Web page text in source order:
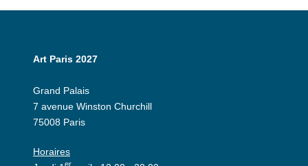
Art Paris 2027
Grand Palais
7 avenue Winston Churchill
75008 Paris
Horaires
er